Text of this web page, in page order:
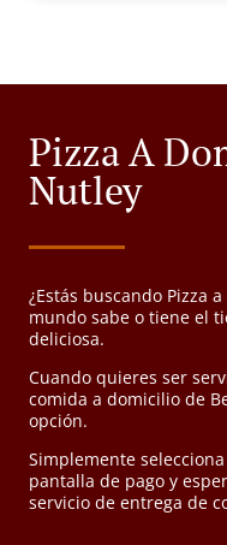
Pizza A
Nutley
¿Estás buscando Pizza
mundo sabe o tiene el
deliciosa.
Cuando quieres ser
comida a domicilio de
opción.
Simplemente
pantalla de pago y
servicio de entrega de